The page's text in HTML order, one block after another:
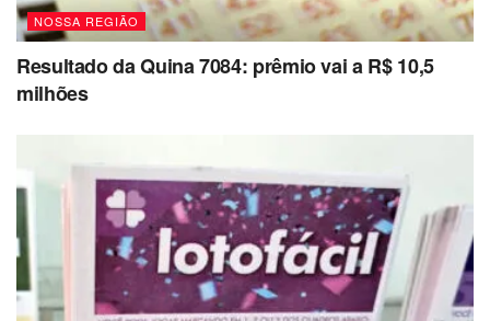
NOSSA REGIÃO
Resultado da Quina 7084: prêmio vai a R$ 10,5
milhões